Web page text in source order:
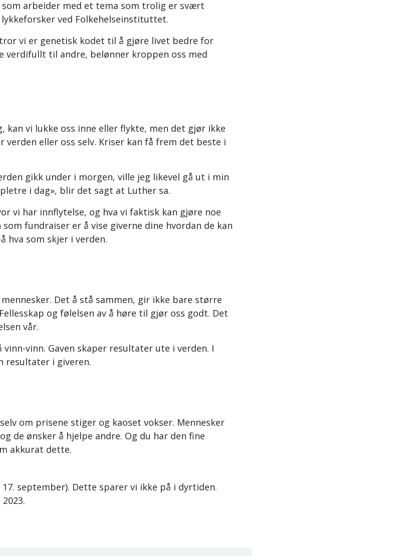
som arbeider med et tema som trolig er svært
ved Folkehelseinstituttet.
vi er genetisk kodet til å gjøre livet bedre for
verdifullt til andre, belønner kroppen oss med
kan vi lukke oss inne eller flykte, men det gjør ikke
verden eller oss selv. Kriser kan få frem det beste i
gikk under i morgen, ville jeg likevel gå ut i min
i dag», blir det sagt at Luther sa.
vi har innflytelse, og hva vi faktisk kan gjøre noe
fundraiser er å vise giverne dine hvordan de kan
hva som skjer i verden.
Det å stå sammen, gir ikke bare større
og følelsen av å høre til gjør oss godt. Det
vår.
vinn-vinn. Gaven skaper resultater ute i verden. I
resultater i giveren.
om prisene stiger og kaoset vokser. Mennesker
de ønsker å hjelpe andre. Og du har den fine
akkurat dette.
17. september). Dette sparer vi ikke på i dyrtiden.